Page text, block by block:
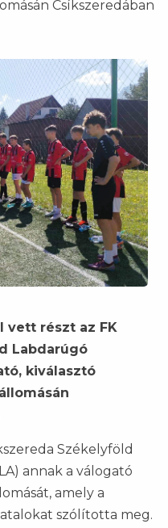
Csíkszeredában
vett részt az FK
Labdarúgó
kiválasztó
Székelyföld
annak a válogató
amely a
szólította meg.